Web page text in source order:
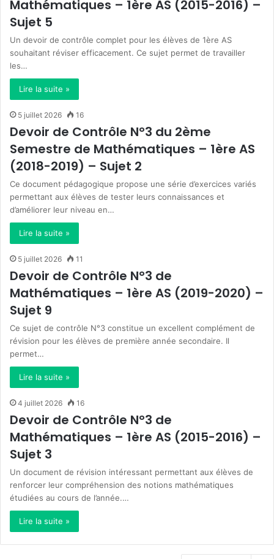
Mathématiques – 1ère AS (2015-2016) –
Sujet 5
Un devoir de contrôle complet pour les élèves de 1ère AS
souhaitant réviser efficacement. Ce sujet permet de travailler
les…
Lire la suite »
5 juillet 2026 16
Devoir de Contrôle N°3 du 2ème
Semestre de Mathématiques – 1ère AS
(2018-2019) – Sujet 2
Ce document pédagogique propose une série d’exercices variés
permettant aux élèves de tester leurs connaissances et
d’améliorer leur niveau en…
Lire la suite »
5 juillet 2026 11
Devoir de Contrôle N°3 de
Mathématiques – 1ère AS (2019-2020) –
Sujet 9
Ce sujet de contrôle N°3 constitue un excellent complément de
révision pour les élèves de première année secondaire. Il
permet…
Lire la suite »
4 juillet 2026 16
Devoir de Contrôle N°3 de
Mathématiques – 1ère AS (2015-2016) –
Sujet 3
Un document de révision intéressant permettant aux élèves de
renforcer leur compréhension des notions mathématiques
étudiées au cours de l’année.…
Lire la suite »